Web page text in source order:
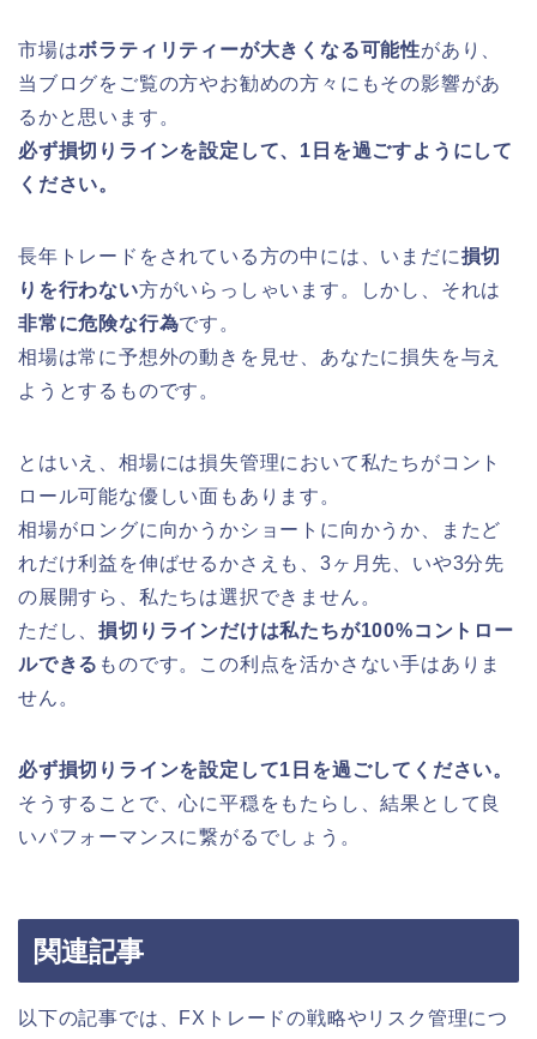
市場はボラティリティーが大きくなる可能性があり、
当ブログをご覧の方やお勧めの方々にもその影響があ
るかと思います。
必ず損切りラインを設定して、1日を過ごすようにして
ください。
長年トレードをされている方の中には、いまだに損切
りを行わない方がいらっしゃいます。しかし、それは
非常に危険な行為です。
相場は常に予想外の動きを見せ、あなたに損失を与え
ようとするものです。
とはいえ、相場には損失管理において私たちがコント
ロール可能な優しい面もあります。
相場がロングに向かうかショートに向かうか、またど
れだけ利益を伸ばせるかさえも、3ヶ月先、いや3分先
の展開すら、私たちは選択できません。
ただし、損切りラインだけは私たちが100%コントロー
ルできる ものです。この利点を活かさない手はありま
せん。
必ず損切りラインを設定して1日を過ごしてください。
そうすることで、心に平穏をもたらし、結果として良
いパフォーマンスに繋がるでしょう。
関連記事
以下の記事では、FXトレードの戦略やリスク管理につ